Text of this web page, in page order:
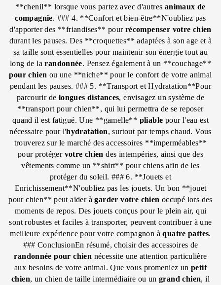
**chenil** lorsque vous partez avec d'autres animaux de
compagnie. ### 4. **Confort et bien-être**N'oubliez pas
d'apporter des **friandises** pour récompenser votre chien
durant les pauses. Des **croquettes** adaptées à son age et à
sa taille sont essentielles pour maintenir son énergie tout au
long de la randonnée. Pensez également à un **couchage**
pour chien ou une **niche** pour le confort de votre animal
pendant les pauses. ### 5. **Transport et Hydratation**Pour
parcourir de longues distances, envisagez un système de
**transport pour chien**, qui lui permettra de se reposer
quand il est fatigué. Une **gamelle** pliable pour l'eau est
nécessaire pour l'hydratation, surtout par temps chaud. Vous
trouverez sur le marché des accessoires **imperméables**
pour protéger votre chien des intempéries, ainsi que des
vêtements comme un **shirt** pour chiens afin de les
protéger du soleil. ### 6. **Jouets et
Enrichissement**N'oubliez pas les jouets. Un bon **jouet
pour chien** peut aider à garder votre chien occupé lors des
moments de repos. Des jouets conçus pour le plein air, qui
sont robustes et faciles à transporter, peuvent contribuer à une
meilleure expérience pour votre compagnon à quatre pattes.
### ConclusionEn résumé, choisir des accessoires de
randonnée pour chien nécessite une attention particulière
aux besoins de votre animal. Que vous promeniez un petit
chien, un chien de taille intermédiaire ou un grand chien, il